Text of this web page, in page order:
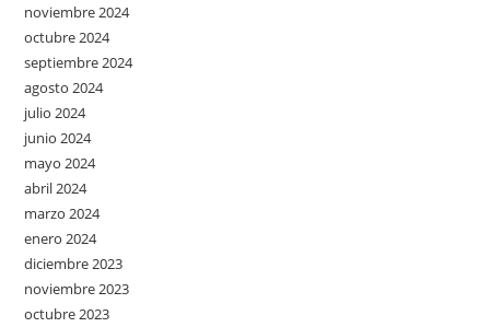
noviembre 2024
octubre 2024
septiembre 2024
agosto 2024
julio 2024
junio 2024
mayo 2024
abril 2024
marzo 2024
enero 2024
diciembre 2023
noviembre 2023
octubre 2023